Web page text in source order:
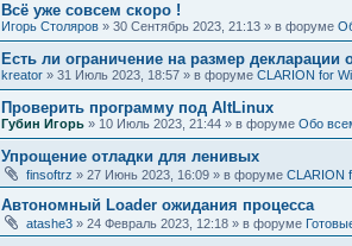
Всё уже совсем скоро !
Игорь Столяров » 30 Сентябрь 2023, 21:13 » в форуме
Есть ли ограничение на размер декларации
kreator » 31 Июль 2023, 18:57 » в форуме CLARION for
Проверить программу под AltLinux
Губин Игорь » 10 Июль 2023, 21:44 » в форуме Обо
Упрощение отладки для ленивых
finsoftrz » 27 Июнь 2023, 16:09 » в форуме CLARION
Автономный Loader ожидания процесса
atashe3 » 24 Февраль 2023, 12:18 » в форуме